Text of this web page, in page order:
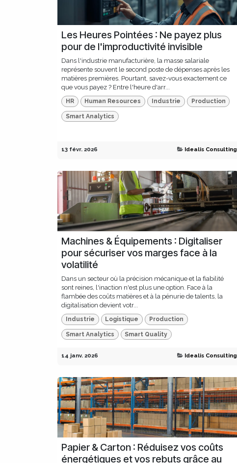
Les Heures Pointées : Ne payez plus
pour de l'improductivité invisible
Dans l'industrie manufacturière, la masse salariale
représente souvent le second poste de dépenses après les
matières premières. Pourtant, savez-vous exactement ce
que vous payez ? Entre l'heure d'arr...
HR Human Resources Industrie Production
Smart Analytics
13 févr. 2026 Idealis Consulting
Machines & Équipements : Digitaliser
pour sécuriser vos marges face à la
volatilité
Dans un secteur où la précision mécanique et la fiabilité
sont reines, l'inaction n'est plus une option. Face à la
flambée des coûts matières et à la pénurie de talents, la
digitalisation devient votr...
Industrie Logistique Production
Smart Analytics Smart Quality
14 janv. 2026 Idealis Consulting
Papier & Carton : Réduisez vos coûts
énergétiques et vos rebuts grâce au